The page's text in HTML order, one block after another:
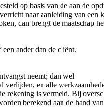
op basis van de aan de
naar aanleiding van een
dan brengt de maatschap
ander dan de cliënt.
neemt; dan wel
verlijden, en alle
rekening is vermeld. Bij
berekend aan de hand